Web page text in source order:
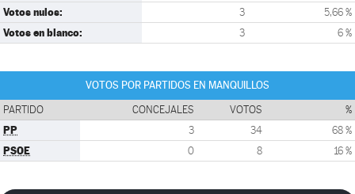
Votos nulos: 3 5,66 %
Votos en blanco: 3 6 %
VOTOS POR PARTIDOS EN MANQUILLOS
PARTIDO CONCEJALES VOTOS %
PP 3 34 68 %
PSOE 0 8 16 %